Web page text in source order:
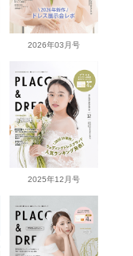
2026年03月号
2025年12月号